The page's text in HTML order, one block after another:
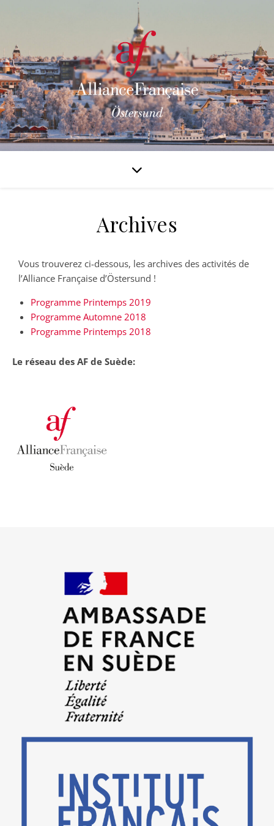
Archives
Vous trouverez ci-dessous, les archives des activités de
l’Alliance Française d’Östersund !
Programme Printemps 2019
Programme Automne 2018
Programme Printemps 2018
Le réseau des AF de Suède: